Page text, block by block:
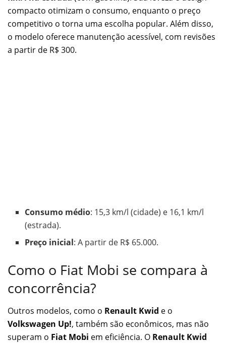
compacto otimizam o consumo, enquanto o preço
competitivo o torna uma escolha popular. Além disso,
o modelo oferece manutenção acessível, com revisões
a partir de R$ 300.
Consumo médio: 15,3 km/l (cidade) e 16,1 km/l
(estrada).
Preço inicial: A partir de R$ 65.000.
Como o Fiat Mobi se compara à
concorrência?
Outros modelos, como o Renault Kwid e o
Volkswagen Up!, também são econômicos, mas não
superam o Fiat Mobi em eficiência. O Renault Kwid